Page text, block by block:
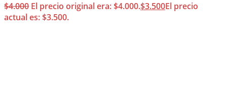
$4.000 El precio original era: $4.000.$3.500El precio
actual es: $3.500.